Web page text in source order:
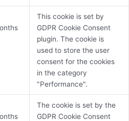
This cookie is set by
GDPR Cookie Consent
plugin. The cookie is
used to store the user
consent for the cookies
in the category
"Performance".
The cookie is set by the
GDPR Cookie Consent